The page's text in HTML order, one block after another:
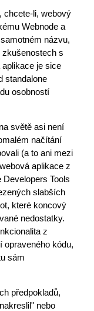
chcete-li, webový
Webnode a
názvu,
s
je sice
standalone
osobností
světě asi není
načítání
(a to ani mezi
aplikace z
Tools
slabších
které koncový
nedostatky.
z
opraveného kódu,
sám
předpokladů,
nebo